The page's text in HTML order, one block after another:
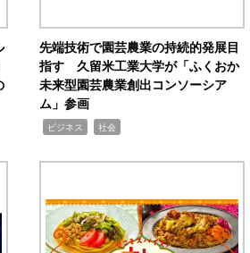
先端技術で園芸農業の持続的発展目
指す 久留米工業大学が「ふくおか
未来型園芸農業創出コンソーシア
ム」参画
ビジネス 社会